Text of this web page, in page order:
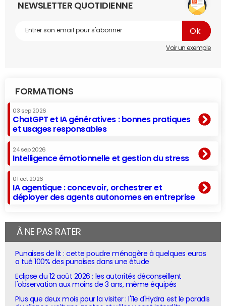
NEWSLETTER QUOTIDIENNE
Voir un exemple
FORMATIONS
03 sep 2026
ChatGPT et IA génératives : bonnes pratiques
et usages responsables
24 sep 2026
Intelligence émotionnelle et gestion du stress
01 oct 2026
IA agentique : concevoir, orchestrer et
déployer des agents autonomes en entreprise
À NE PAS RATER
Punaises de lit : cette poudre ménagère à quelques euros
a tué 100% des punaises dans une étude
Eclipse du 12 août 2026 : les autorités déconseillent
l'observation aux moins de 3 ans, même équipés
Plus que deux mois pour la visiter : l'île d'Hydra est le paradis